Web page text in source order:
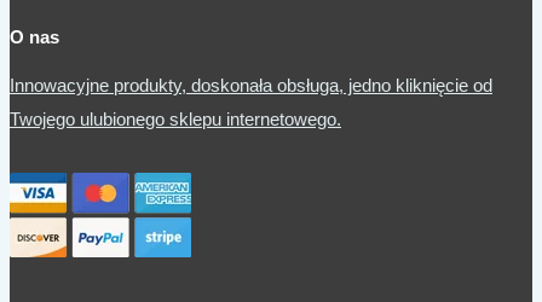
O nas
Innowacyjne produkty, doskonała obsługa, jedno kliknięcie od
Twojego ulubionego sklepu internetowego.